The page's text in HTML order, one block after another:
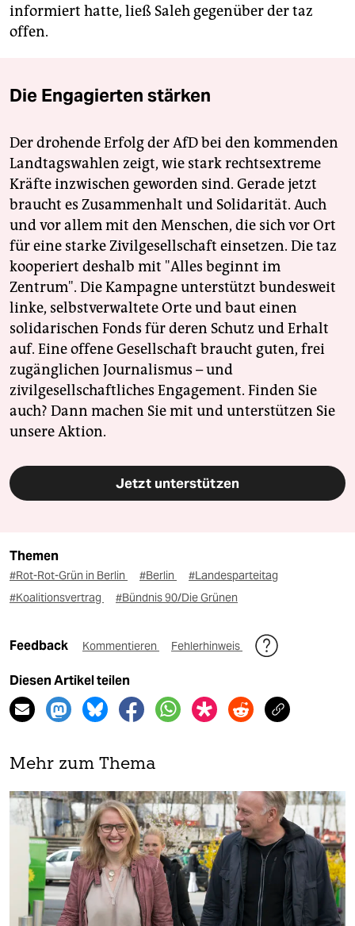
informiert hatte, ließ Saleh gegenüber der taz
offen.
Die Engagierten stärken
Der drohende Erfolg der AfD bei den kommenden
Landtagswahlen zeigt, wie stark rechtsextreme
Kräfte inzwischen geworden sind. Gerade jetzt
braucht es Zusammenhalt und Solidarität. Auch
und vor allem mit den Menschen, die sich vor Ort
für eine starke Zivilgesellschaft einsetzen. Die taz
kooperiert deshalb mit "Alles beginnt im
Zentrum". Die Kampagne unterstützt bundesweit
linke, selbstverwaltete Orte und baut einen
solidarischen Fonds für deren Schutz und Erhalt
auf. Eine offene Gesellschaft braucht guten, frei
zugänglichen Journalismus – und
zivilgesellschaftliches Engagement. Finden Sie
auch? Dann machen Sie mit und unterstützen Sie
unsere Aktion.
Jetzt unterstützen
Themen
#Rot-Rot-Grün in Berlin #Berlin
#Landesparteitag
#Koalitionsvertrag
#Bündnis 90/Die Grünen
Feedback Kommentieren Fehlerhinweis
Diesen Artikel teilen
Mehr zum Thema